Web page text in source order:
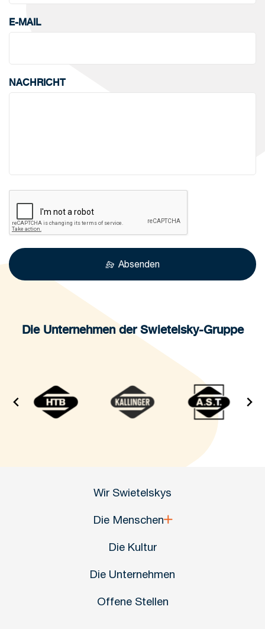
E-MAIL
NACHRICHT
Absenden
Die Unternehmen der Swietelsky-Gruppe
Wir Swietelskys
Die Menschen
Die Kultur
Die Unternehmen
Offene Stellen